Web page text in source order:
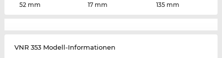
52 mm
17 mm
135 mm
VNR 353 Modell-Informationen